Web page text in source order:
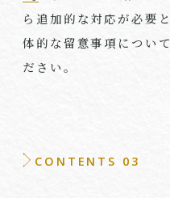
ら追加的な対応が必要
体的な留意事項につい
ださい。
CONTENTS 03